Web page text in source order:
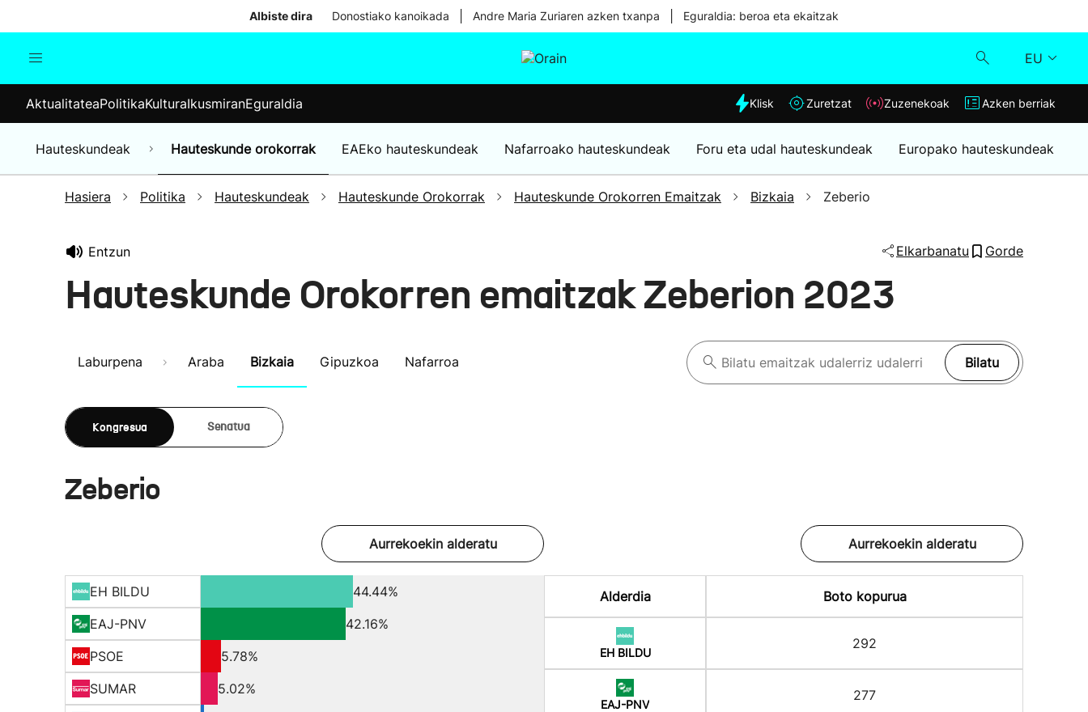
Albiste dira Donostiako kanoikada Andre Maria Zuriaren azken txanpa Eguraldia: beroa eta ekaitzak
EU
Munduko albisteak
Hauteskundeak
Eguraldia
Klisk
Zuzenekoak
Azken berriak
AktualitateaPolitikaKulturaIkusmiranEguraldia Klisk Zuretzat Zuzenekoak Azken berriak
Hauteskundeak Hauteskunde orokorrak EAEko hauteskundeak Nafarroako hauteskundeak Foru eta udal hauteskundeak Europako hauteskundeak
Hasiera Politika Hauteskundeak Hauteskunde Orokorrak Hauteskunde Orokorren Emaitzak Bizkaia Zeberio
Entzun Elkarbanatu Gorde
Hauteskunde Orokorren emaitzak Zeberion 2023
Laburpena Araba Bizkaia Gipuzkoa Nafarroa Bilatu
Kongresua Senatua
Zeberio
Aurrekoekin alderatu
EH BILDU
44.44%
EAJ-PNV
42.16%
PSOE
5.78%
SUMAR
5.02%
Aurrekoekin alderatu
Alderdia Boto kopurua
EH BILDU
292
EAJ-PNV
277